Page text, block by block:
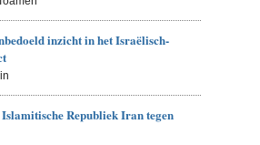
inzicht in het Israëlisch-
Republiek Iran tegen